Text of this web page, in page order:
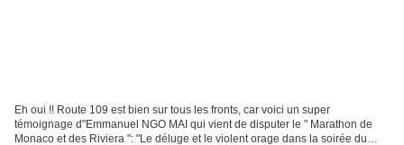
Eh oui !! Route 109 est bien sur tous les fronts, car voici un super
témoignage d"Emmanuel NGO MAI qui vient de disputer le " Marathon de
Monaco et des Riviera ": "Le déluge et le violent orage dans la soirée du